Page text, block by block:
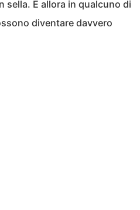
sella. E allora in qualcuno di
diventare davvero